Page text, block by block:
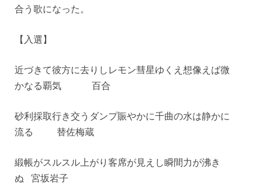
合う歌になった。
【入選】
近づきて彼方に去りしレモン彗星ゆくえ想像えば微
かなる覇気 百合
砂利採取行き交うダンプ賑やかに千曲の水は静かに
流る 替佐梅蔵
緞帳がスルスル上がり客席が見えし瞬間力が沸き
ぬ 宮坂岩子